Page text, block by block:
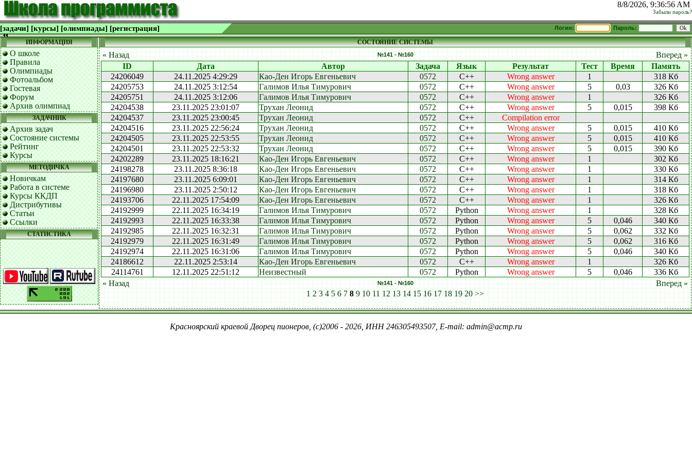
8/8/2026, 9:36:56 AM
Забыли пароль?
[задачи] [курсы] [олимпиады] [регистрация] Логин: Пароль:
ИНФОРМАЦИЯ
О школе
Правила
Олимпиады
Фотоальбом
Гостевая
Форум
Архив олимпиад
ЗАДАЧНИК
Архив задач
Состояние системы
Рейтинг
Курсы
МЕТОДИЧКА
Новичкам
Работа в системе
Курсы ККДП
Дистрибутивы
Статьи
Ссылки
СТАТИСТИКА
СОСТОЯНИЕ СИСТЕМЫ
« Назад №141 - №160
Вперед »
ID
Дата Автор Задача Язык Результат Тест Время
Память
24206049
24.11.2025 4:29:29 Као-Ден Игорь Евгеньевич 0572 C++ Wrong answer 1
318 Кб
24205753
24.11.2025 3:12:54 Галимов Илья Тимурович 0572 C++ Wrong answer 5 0,03
326 Кб
24205751
24.11.2025 3:12:06 Галимов Илья Тимурович 0572 C++ Wrong answer 1
326 Кб
24204538
23.11.2025 23:01:07 Трухан Леонид 0572 C++ Wrong answer 5 0,015
398 Кб
24204537
23.11.2025 23:00:45 Трухан Леонид 0572 C++
Compilation error
24204516
23.11.2025 22:56:24 Трухан Леонид 0572 C++ Wrong answer 5 0,015
410 Кб
24204505
23.11.2025 22:53:55 Трухан Леонид 0572 C++ Wrong answer 5 0,015
410 Кб
24204501
23.11.2025 22:53:32 Трухан Леонид 0572 C++ Wrong answer 5 0,015
390 Кб
24202289
23.11.2025 18:16:21 Као-Ден Игорь Евгеньевич 0572 C++ Wrong answer 1
302 Кб
24198278
23.11.2025 8:36:18 Као-Ден Игорь Евгеньевич 0572 C++ Wrong answer 1
330 Кб
24197680
23.11.2025 6:09:01 Као-Ден Игорь Евгеньевич 0572 C++ Wrong answer 1
314 Кб
24196980
23.11.2025 2:50:12 Као-Ден Игорь Евгеньевич 0572 C++ Wrong answer 1
318 Кб
24193706
22.11.2025 17:54:09 Као-Ден Игорь Евгеньевич 0572 C++ Wrong answer 1
326 Кб
24192999
22.11.2025 16:34:19 Галимов Илья Тимурович 0572 Python Wrong answer 1
328 Кб
24192993
22.11.2025 16:33:38 Галимов Илья Тимурович 0572 Python Wrong answer 5 0,046
340 Кб
24192985
22.11.2025 16:32:31 Галимов Илья Тимурович 0572 Python Wrong answer 5 0,062
332 Кб
24192979
22.11.2025 16:31:49 Галимов Илья Тимурович 0572 Python Wrong answer 5 0,062
316 Кб
24192974
22.11.2025 16:31:06 Галимов Илья Тимурович 0572 Python Wrong answer 5 0,046
340 Кб
24186612
22.11.2025 2:53:14 Као-Ден Игорь Евгеньевич 0572 C++ Wrong answer 1
326 Кб
24114761
12.11.2025 22:51:12 Неизвестный 0572 Python Wrong answer 5 0,046
336 Кб
« Назад
№141 - №160
Вперед »
1 2 3 4 5 6 7 8 9 10 11 12 13 14 15 16 17 18 19 20 >>
Красноярский краевой Дворец пионеров, (c)2006 - 2026, ИНН 246305493507, E-mail: admin@acmp.ru